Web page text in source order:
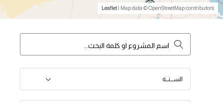
Leaflet | Map data © OpenStreetMap contributors
الســـنـــة